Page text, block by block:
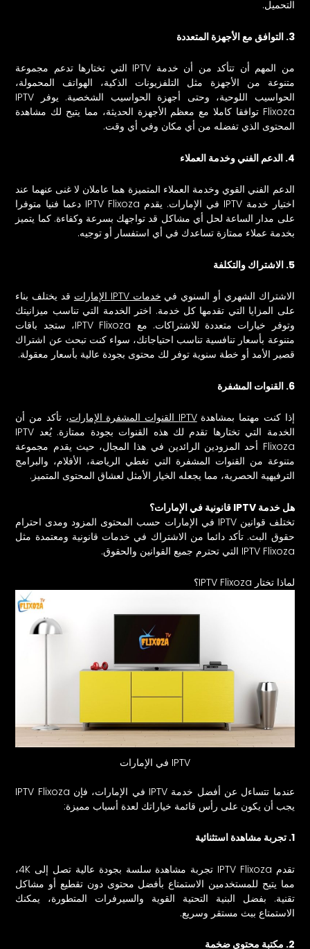
التحميل.
3. التوافق مع الأجهزة المتعددة
من المهم أن تتأكد من أن خدمة IPTV التي تختارها تدعم مجموعة
متنوعة من الأجهزة مثل التلفزيونات الذكية، الهواتف المحمولة،
الحواسيب اللوحية، وحتى أجهزة الحواسيب الشخصية. يوفر IPTV
Flixoza توافقا كاملا مع معظم الأجهزة الحديثة، مما يتيح لك مشاهدة
المحتوى الذي تفضله من أي مكان وفي أي وقت.
4. الدعم الفني وخدمة العملاء
الدعم الفني القوي وخدمة العملاء المتميزة هما عاملان لا غنى عنهما عند
اختيار خدمة IPTV في الإمارات. يقدم IPTV Flixoza دعما فنيا متوفرا
على مدار الساعة لحل أي مشاكل قد تواجهك بسرعة وكفاءة. كما يتميز
بخدمة عملاء ممتازة تساعدك في أي استفسار أو توجيه.
5. الاشتراك والتكلفة
الاشتراك الشهري أو السنوي في خدمات IPTV الإمارات
قد يختلف بناء
على المزايا التي تقدمها كل خدمة. اختر الخدمة التي تناسب ميزانيتك
وتوفر خيارات متعددة للاشتراكات. مع IPTV Flixoza، ستجد باقات
متنوعة بأسعار تنافسية تناسب احتياجاتك، سواء كنت تبحث عن اشتراك
قصير الأمد أو خطة سنوية توفر لك محتوى بجودة عالية بأسعار معقولة.
6. القنوات المشفرة
إذا كنت مهتما بمشاهدةIPTV القنوات المشفرة الإمارات
، تأكد من أن
الخدمة التي تختارها تقدم لك هذه القنوات بجودة ممتازة. يُعد IPTV
Flixoza أحد المزودين الرائدين في هذا المجال، حيث يقدم مجموعة
متنوعة من القنوات المشفرة التي تغطي الرياضة، الأفلام، والبرامج
الترفيهية الحصرية، مما يجعله الخيار الأمثل لعشاق المحتوى المتميز.
هل خدمة IPTV قانونية في الإمارات؟
تختلف قوانين IPTV في الإمارات حسب المحتوى المزود ومدى احترام
حقوق البث. تأكد دائما من الاشتراك في خدمات قانونية ومعتمدة مثل
IPTV Flixoza التي تحترم جميع القوانين والحقوق.
لماذا تختار IPTV Flixoza؟
IPTV في الإمارات
عندما تتساءل عن أفضل خدمة IPTV في الإمارات، فإن IPTV Flixoza
يجب أن يكون على رأس قائمة خياراتك لعدة أسباب مميزة:
1. تجربة مشاهدة استثنائية
تقدم IPTV Flixoza
تجربة مشاهدة سلسة بجودة عالية تصل إلى 4K،
مما يتيح للمستخدمين الاستمتاع بأفضل محتوى دون تقطيع أو مشاكل
تقنية. بفضل البنية التحتية القوية والسيرفرات المتطورة، يمكنك
الاستمتاع ببث مستقر وسريع.
2. مكتبة محتوى ضخمة